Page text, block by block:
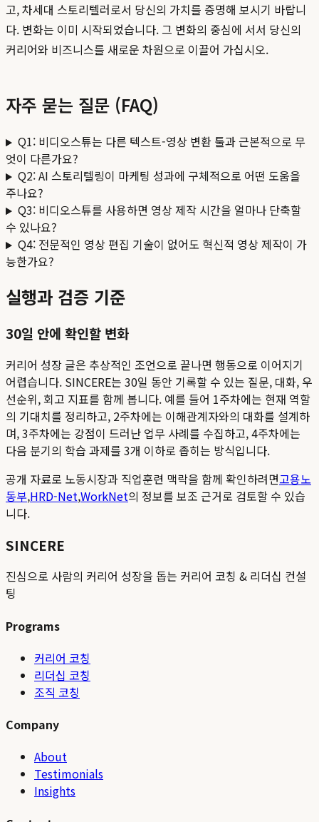
고, 차세대 스토리텔러로서 당신의 가치를 증명해 보시기 바랍니
다. 변화는 이미 시작되었습니다. 그 변화의 중심에 서서 당신의
커리어와 비즈니스를 새로운 차원으로 이끌어 가십시오.
자주 묻는 질문 (FAQ)
Q1: 비디오스튜는 다른 텍스트-영상 변환 툴과 근본적으로 무
엇이 다른가요?
Q2: AI 스토리텔링이 마케팅 성과에 구체적으로 어떤 도움을
주나요?
Q3: 비디오스튜를 사용하면 영상 제작 시간을 얼마나 단축할
수 있나요?
Q4: 전문적인 영상 편집 기술이 없어도 혁신적 영상 제작이 가
능한가요?
실행과 검증 기준
30일 안에 확인할 변화
커리어 성장 글은 추상적인 조언으로 끝나면 행동으로 이어지기
어렵습니다. SINCERE는 30일 동안 기록할 수 있는 질문, 대화, 우
선순위, 회고 지표를 함께 봅니다. 예를 들어 1주차에는 현재 역할
의 기대치를 정리하고, 2주차에는 이해관계자와의 대화를 설계하
며, 3주차에는 강점이 드러난 업무 사례를 수집하고, 4주차에는
다음 분기의 학습 과제를 3개 이하로 좁히는 방식입니다.
공개 자료로 노동시장과 직업훈련 맥락을 함께 확인하려면고용노
동부,HRD-Net,WorkNet의 정보를 보조 근거로 검토할 수 있습
니다.
SINCERE
진심으로 사람의 커리어 성장을 돕는 커리어 코칭 & 리더십 컨설
팅
Programs
커리어 코칭
리더십 코칭
조직 코칭
Company
About
Testimonials
Insights